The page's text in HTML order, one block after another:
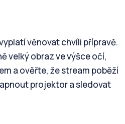
věnovat chvíli přípravě.
velký obraz ve výšce očí,
a ověřte, že stream poběží
projektor a sledovat